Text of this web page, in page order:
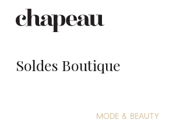
Soldes Boutique
MODE & BEAUTY